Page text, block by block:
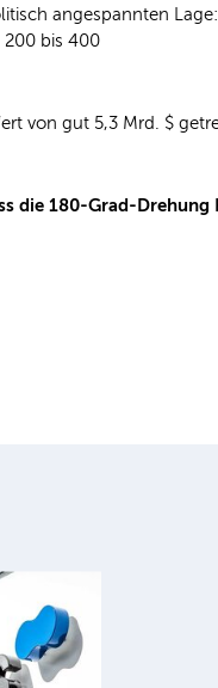
angespannten
200 bis 400
von gut 5,3 Mrd. $
die 180-Grad-Drehung